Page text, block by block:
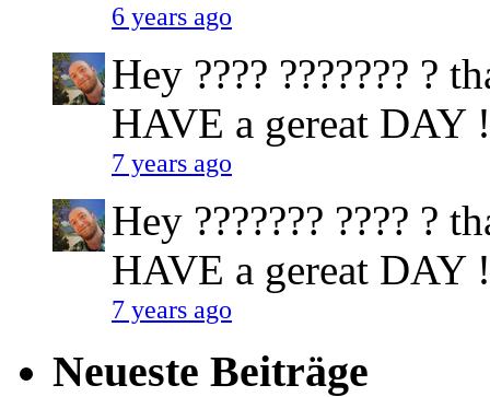
6 years ago
Hey ???? ??????? ?
HAVE a gereat DAY
7 years ago
Hey ??????? ???? ?
HAVE a gereat DAY
7 years ago
Neueste Beiträge